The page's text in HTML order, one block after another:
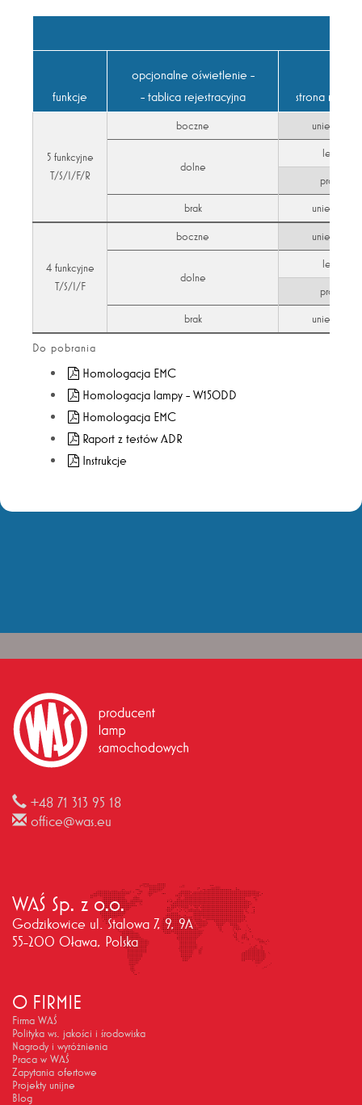
funkcje
opcjonalne oświetlenie -
- tablica rejestracyjna
strona
5 funkcyjne
T/S/I/F/R
boczne uniersalna
dolne
lewa
prawa
brak uniersalna
4 funkcyjne
T/S/I/F
boczne uniersalna
dolne
lewa
prawa
brak uniersalna
Do pobrania
Homologacja EMC
Homologacja lampy - W150DD
Homologacja EMC
Raport z testów ADR
Instrukcje
+48 71 313 95 18
office@was.eu
WAŚ Sp. z o.o.
Godzikowice ul. Stalowa 7, 9, 9A
55-200 Oława, Polska
O FIRMIE
Firma WAŚ
Polityka ws. jakości i środowiska
Nagrody i wyróżnienia
Praca w WAŚ
Zapytania ofertowe
Projekty unijne
Blog